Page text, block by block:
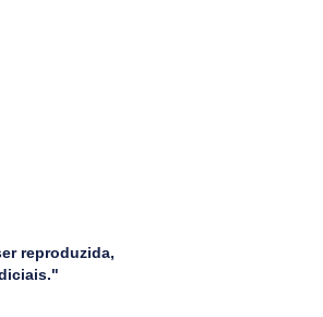
reproduzida,